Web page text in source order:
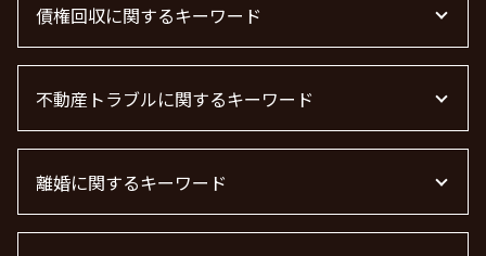
下請法 改正 2026
法律事務所 m&a
顧問弁護士
企業法務とは
顧問弁護士 契約
m&a 弁護士費用 相場
企業法務 弁護士
顧問弁護士 費用 中小企業
債権回収に関するキーワード
弁護士 債権回収 流れ
売掛金 未回収
借金 時効の援用 その後
債権回収 弁護士
債権回収 弁護士 費用
債権回収 個人
不動産トラブルに関するキーワード
不動産 賃貸 トラブル相談
賃貸 苦情 どこに
不動産トラブル 相談
離婚に関するキーワード